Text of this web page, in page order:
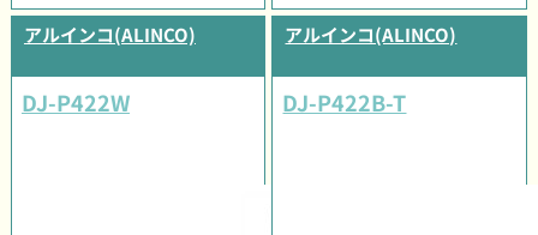
アルインコ(ALINCO)
DJ-P422W
アルインコ(ALINCO)
DJ-P422B-T